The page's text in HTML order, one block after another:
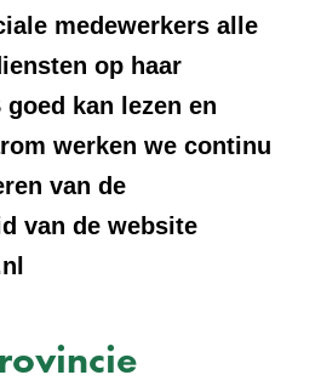
medewerkers alle
op haar
kan lezen en
werken we continu
van de
van de website